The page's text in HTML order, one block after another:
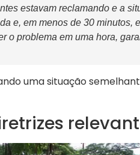
estavam reclamando e a
e, em menos de 30 minutos,
o problema em uma hora,
uma situação